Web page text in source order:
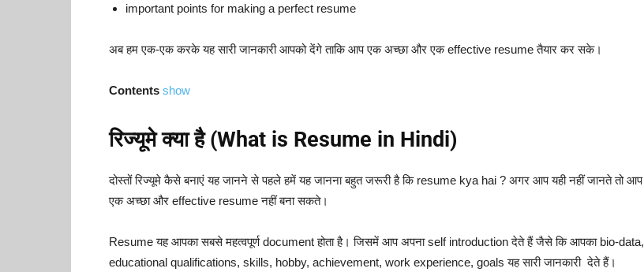
important points for making a perfect resume
अब हम एक-एक करके यह सारी जानकारी आपको देंगे ताकि आप एक अच्छा और एक effective resume तैयार कर सके।
Contents show
रिज्यूमे क्या है (What is Resume in Hindi)
दोस्तों रिज्यूमे कैसे बनाएं यह जानने से पहले हमें यह जानना बहुत जरूरी है कि resume kya hai ? अगर आप यही नहीं जानते तो आप
एक अच्छा और effective resume नहीं बना सकते।
Resume यह आपका सबसे महत्वपूर्ण document होता है। जिसमें आप अपना self introduction देते हैं जैसे कि आपका bio-data,
educational qualifications, skills, hobby, achievement, work experience, goals यह सारी जानकारी देते हैं।